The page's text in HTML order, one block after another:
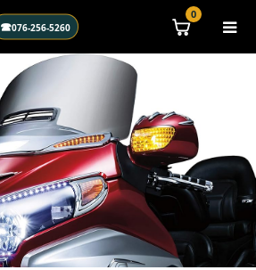
0
☎076-256-5260